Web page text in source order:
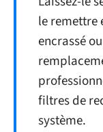
le remettre
encrassé
filtres de
système.